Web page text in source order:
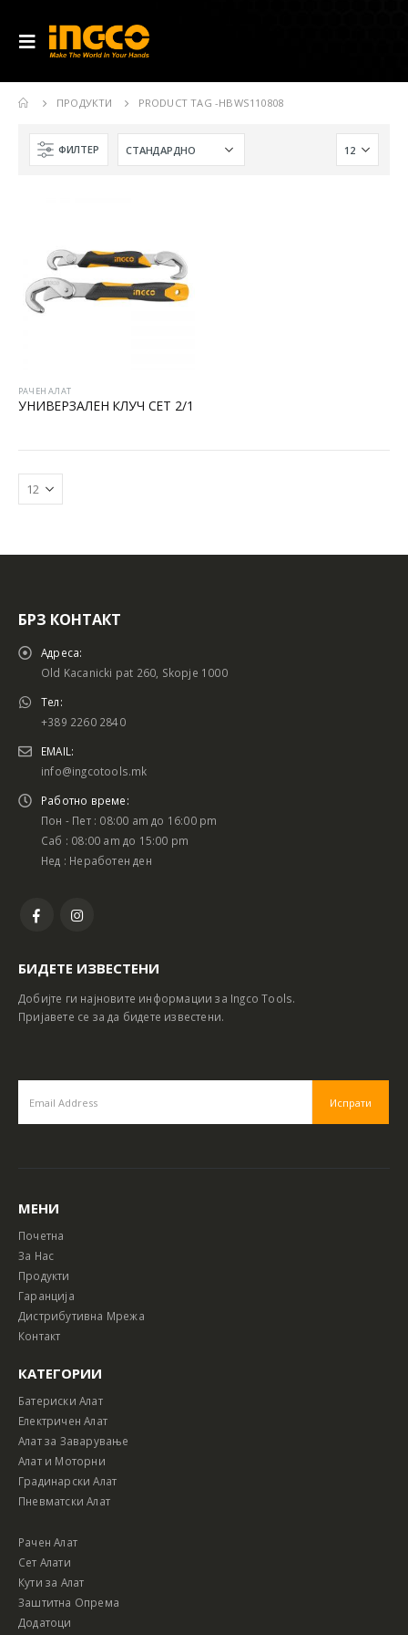
ПРОДУКТИ PRODUCT TAG -HBWS110808
ФИЛТЕР
РАЧЕН АЛАТ
УНИВЕРЗАЛЕН КЛУЧ СЕТ 2/1
БРЗ КОНТАКТ
Адреса:
Old Kacanicki pat 260, Skopje 1000
Тел:
+389 2260 2840
EMAIL:
info@ingcotools.mk
Работно време:
Пон - Пет : 08:00 am до 16:00 pm
Саб : 08:00 am до 15:00 pm
Нед : Неработен ден
БИДЕТЕ ИЗВЕСТЕНИ
Добијте ги најновите информации за Ingco Tools.
Пријавете се за да бидете известени.
МЕНИ
Почетна
За Нас
Продукти
Гаранција
Дистрибутивна Мрежа
Контакт
КАТЕГОРИИ
Батериски Алат
Електричен Алат
Алат за Заварување
Алат и Моторни
Градинарски Алат
Пневматски Алат
Рачен Алат
Сет Алати
Кути за Алат
Заштитна Опрема
Додатоци